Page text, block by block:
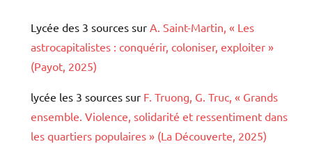
Lycée des 3 sources sur A. Saint-Martin, « Les
astrocapitalistes : conquérir, coloniser, exploiter »
(Payot, 2025)
lycée les 3 sources sur F. Truong, G. Truc, « Grands
ensemble. Violence, solidarité et ressentiment dans
les quartiers populaires » (La Découverte, 2025)